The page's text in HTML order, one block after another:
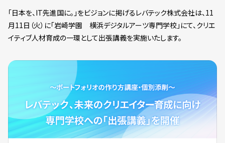
「日本を、IT先進国に。」をビジョンに掲げるレバテック株式会社は、11
月11日（火）に「岩崎学園 横浜デジタルアーツ専門学校」にて、クリエ
イティブ人材育成の一環として出張講義を実施いたします。